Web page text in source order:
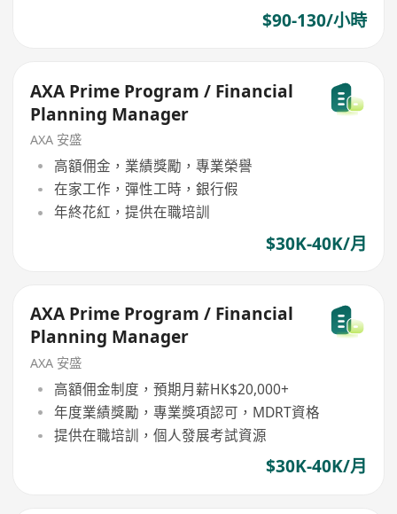
$90-130/小時
AXA Prime Program / Financial
Planning Manager
AXA 安盛
高額佣金，業績獎勵，專業榮譽
在家工作，彈性工時，銀行假
年終花紅，提供在職培訓
$30K-40K/月
AXA Prime Program / Financial
Planning Manager
AXA 安盛
高額佣金制度，預期月薪HK$20,000+
年度業績獎勵，專業獎項認可，MDRT資格
提供在職培訓，個人發展考試資源
$30K-40K/月